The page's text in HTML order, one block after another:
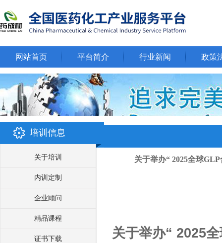
网站首页 平台简介 行业新闻 政策
培训信息
关于培训
内训定制
企业顾问
精品课程
证书下载
关于举办“ 2025全球
关于举办“ 2025